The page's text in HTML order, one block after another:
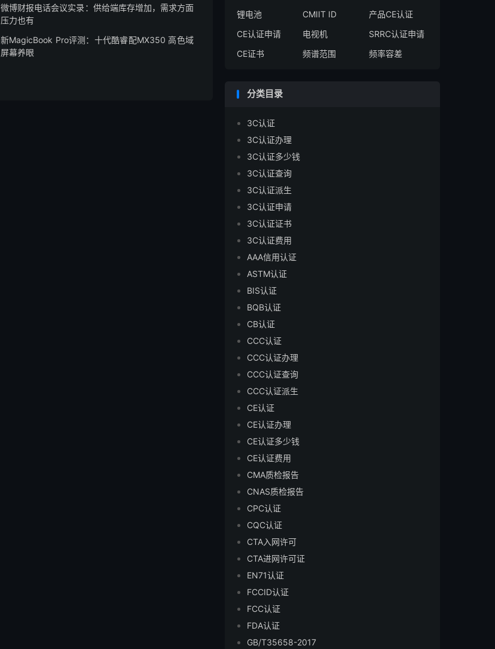
微博财报电话会议实录：供给端库存增加，需求方面
压力也有
新MagicBook Pro评测：十代酷睿配MX350 高色域
屏幕养眼
锂电池
CMIIT ID
产品CE认证
CE认证申请
电视机
SRRC认证申请
CE证书
频谱范围 频率容差
分类目录
3C认证
3C认证办理
3C认证多少钱
3C认证查询
3C认证派生
3C认证申请
3C认证证书
3C认证费用
AAA信用认证
ASTM认证
BIS认证
BQB认证
CB认证
CCC认证
CCC认证办理
CCC认证查询
CCC认证派生
CE认证
CE认证办理
CE认证多少钱
CE认证费用
CMA质检报告
CNAS质检报告
CPC认证
CQC认证
CTA入网许可
CTA进网许可证
EN71认证
FCCID认证
FCC认证
FDA认证
GB/T35658-2017